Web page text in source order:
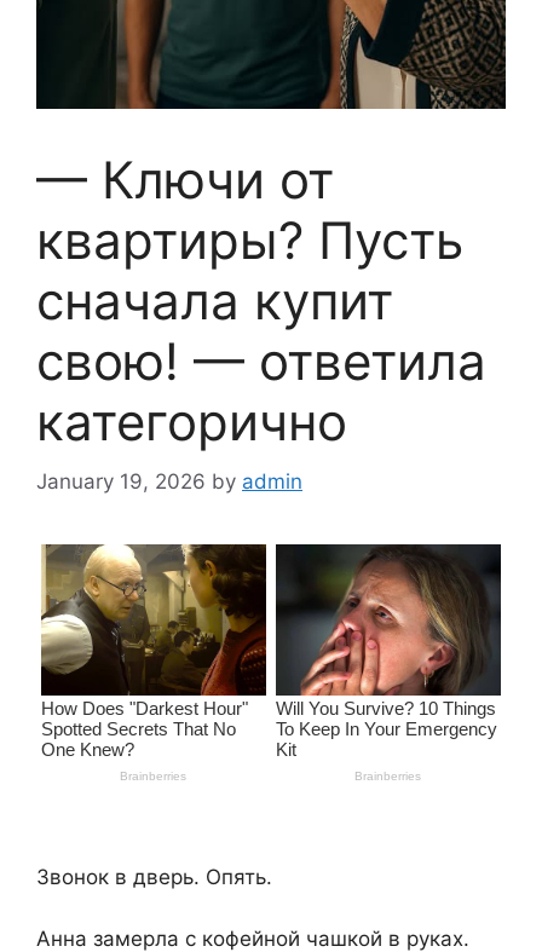
— Ключи от
квартиры? Пусть
сначала купит
свою! — ответила
категорично
January 19, 2026 by admin
Звонок в дверь. Опять.
Анна замерла с кофейной чашкой в руках.